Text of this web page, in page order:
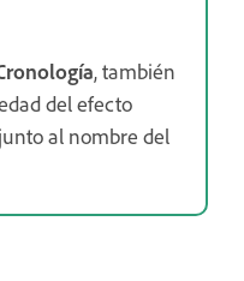
, también
del efecto
al nombre del